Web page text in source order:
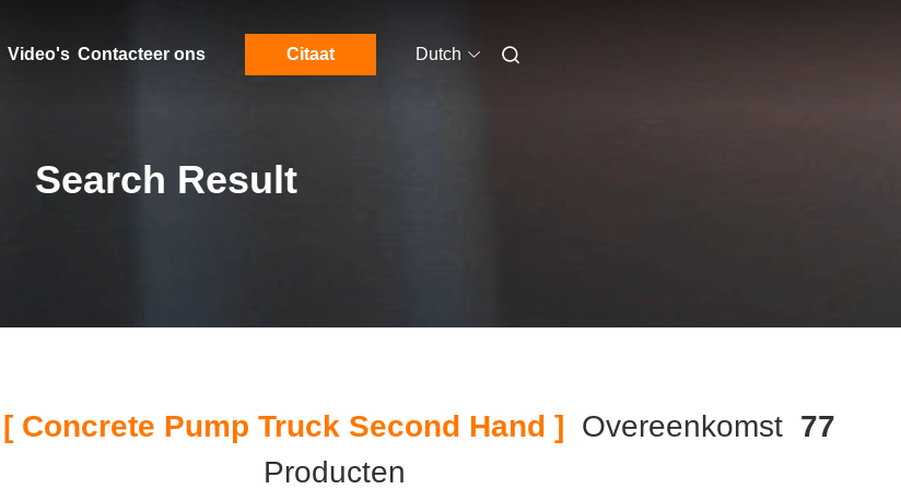
Video's Contacteer ons Citaat Dutch
Search Result
[ Concrete Pump Truck Second Hand ] Overeenkomst 77
Producten